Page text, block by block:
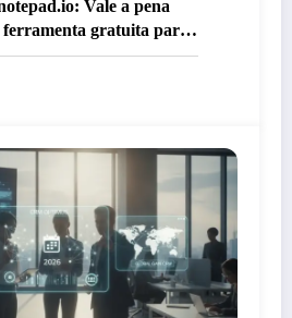
Vale a pena
ferramenta gratuita para